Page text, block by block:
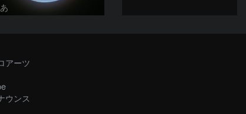
アーツ
ウンス